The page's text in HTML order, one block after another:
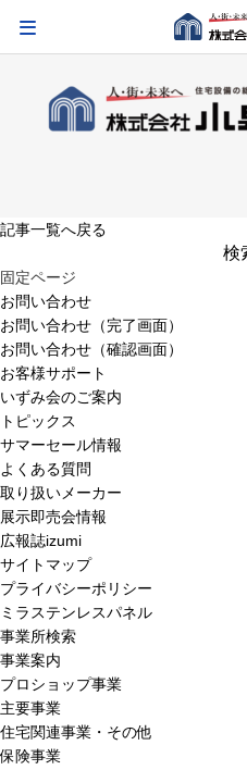
記事一覧へ戻る
索:
固定ページ
お問い合わせ
お問い合わせ（完了画面）
お問い合わせ（確認画面）
お客様サポート
いずみ会のご案内
トピックス
サマーセール情報
よくある質問
取り扱いメーカー
展示即売会情報
広報誌izumi
サイトマップ
プライバシーポリシー
ミラステンレスパネル
事業所検索
事業案内
プロショップ事業
主要事業
住宅関連事業・その他
保険事業